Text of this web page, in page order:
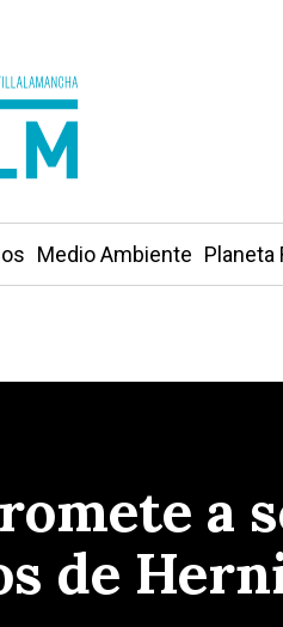
Medio Ambiente Planeta
a
de